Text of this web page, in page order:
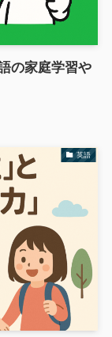
の家庭学習や
英語